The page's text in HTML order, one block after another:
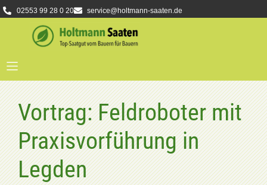
02553 99 28 0 20 service@holtmann-saaten.de
Vortrag: Feldroboter mit
Praxisvorführung in
Legden